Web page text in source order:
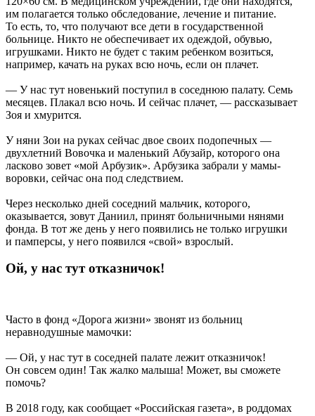
им полагается только обследование, лечение и питание.
То есть, то, что получают все дети в государственной
больнице. Никто не обеспечивает их одеждой, обувью,
игрушками. Никто не будет с таким ребенком возиться,
например, качать на руках всю ночь, если он плачет.
— У нас тут новенький поступил в соседнюю палату. Семь
месяцев. Плакал всю ночь. И сейчас плачет, — рассказывает
Зоя и хмурится.
У няни Зои на руках сейчас двое своих подопечных —
двухлетний Вовочка и маленький Абузайр, которого она
ласково зовет «мой Арбузик». Арбузика забрали у мамы-
воровки, сейчас она под следствием.
Через несколько дней соседний мальчик, которого,
оказывается, зовут Даниил, принят больничными нянями
фонда. В тот же день у него появились не только игрушки
и памперсы, у него появился «свой» взрослый.
Ой, у нас тут отказничок!
Часто в фонд «Дорога жизни» звонят из больниц
неравнодушные мамочки:
— Ой, у нас тут в соседней палате лежит отказничок!
Он совсем один! Так жалко малыша! Может, вы сможете
помочь?
В 2018 году, как сообщает «Российская газета», в роддомах